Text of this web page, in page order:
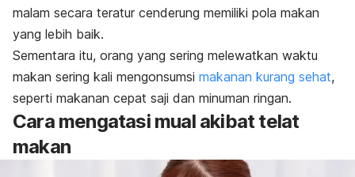
malam secara teratur cenderung memiliki pola makan
yang lebih baik.
Sementara itu, orang yang sering melewatkan waktu
makan sering kali mengonsumsi makanan kurang sehat,
seperti makanan cepat saji dan minuman ringan.
Cara mengatasi mual akibat telat
makan